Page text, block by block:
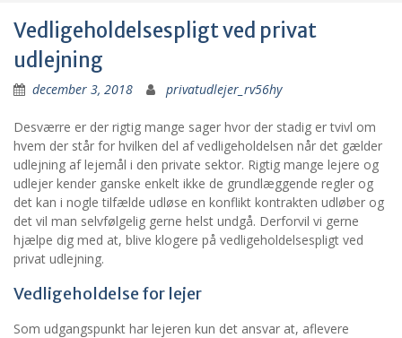
Vedligeholdelsespligt ved privat
udlejning
december 3, 2018 privatudlejer_rv56hy
Desværre er der rigtig mange sager hvor der stadig er tvivl om
hvem der står for hvilken del af vedligeholdelsen når det gælder
udlejning af lejemål i den private sektor. Rigtig mange lejere og
udlejer kender ganske enkelt ikke de grundlæggende regler og
det kan i nogle tilfælde udløse en konflikt kontrakten udløber og
det vil man selvfølgelig gerne helst undgå. Derforvil vi gerne
hjælpe dig med at, blive klogere på vedligeholdelsespligt ved
privat udlejning.
Vedligeholdelse for lejer
Som udgangspunkt har lejeren kun det ansvar at, aflevere